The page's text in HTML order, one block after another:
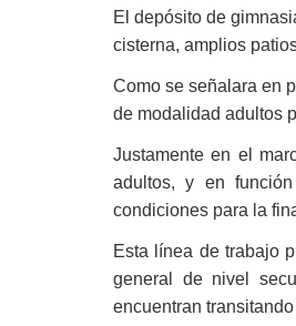
El depósito de
cisterna, amplios
Como se señalara en
de modalidad adultos
Justamente en el
adultos, y en
condiciones para la
Esta línea de trabajo
general de nivel
encuentran